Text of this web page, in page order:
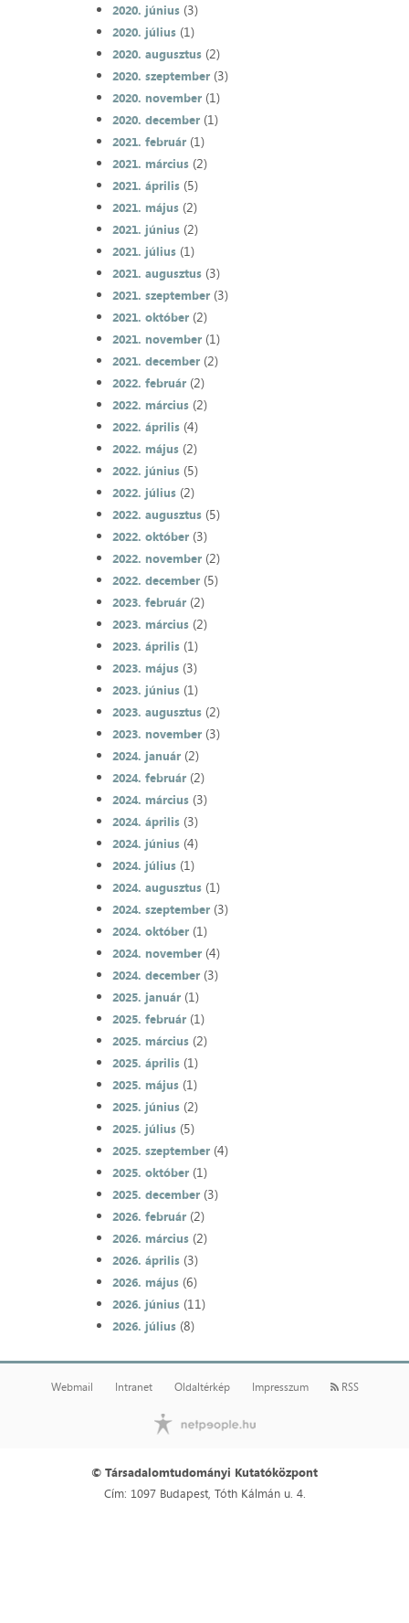
2020. június(3)
2020. július(1)
2020. augusztus(2)
2020. szeptember(3)
2020. november(1)
2020. december(1)
2021. február(1)
2021. március(2)
2021. április(5)
2021. május(2)
2021. június(2)
2021. július(1)
2021. augusztus(3)
2021. szeptember(3)
2021. október(2)
2021. november(1)
2021. december(2)
2022. február(2)
2022. március(2)
2022. április(4)
2022. május(2)
2022. június(5)
2022. július(2)
2022. augusztus(5)
2022. október(3)
2022. november(2)
2022. december(5)
2023. február(2)
2023. március(2)
2023. április(1)
2023. május(3)
2023. június(1)
2023. augusztus(2)
2023. november(3)
2024. január(2)
2024. február(2)
2024. március(3)
2024. április(3)
2024. június(4)
2024. július(1)
2024. augusztus(1)
2024. szeptember(3)
2024. október(1)
2024. november(4)
2024. december(3)
2025. január(1)
2025. február(1)
2025. március(2)
2025. április(1)
2025. május(1)
2025. június(2)
2025. július(5)
2025. szeptember(4)
2025. október(1)
2025. december(3)
2026. február(2)
2026. március(2)
2026. április(3)
2026. május(6)
2026. június(11)
2026. július(8)
Webmail Intranet Oldaltérkép Impresszum RSS
© Társadalomtudományi Kutatóközpont
Cím: 1097 Budapest, Tóth Kálmán u. 4.